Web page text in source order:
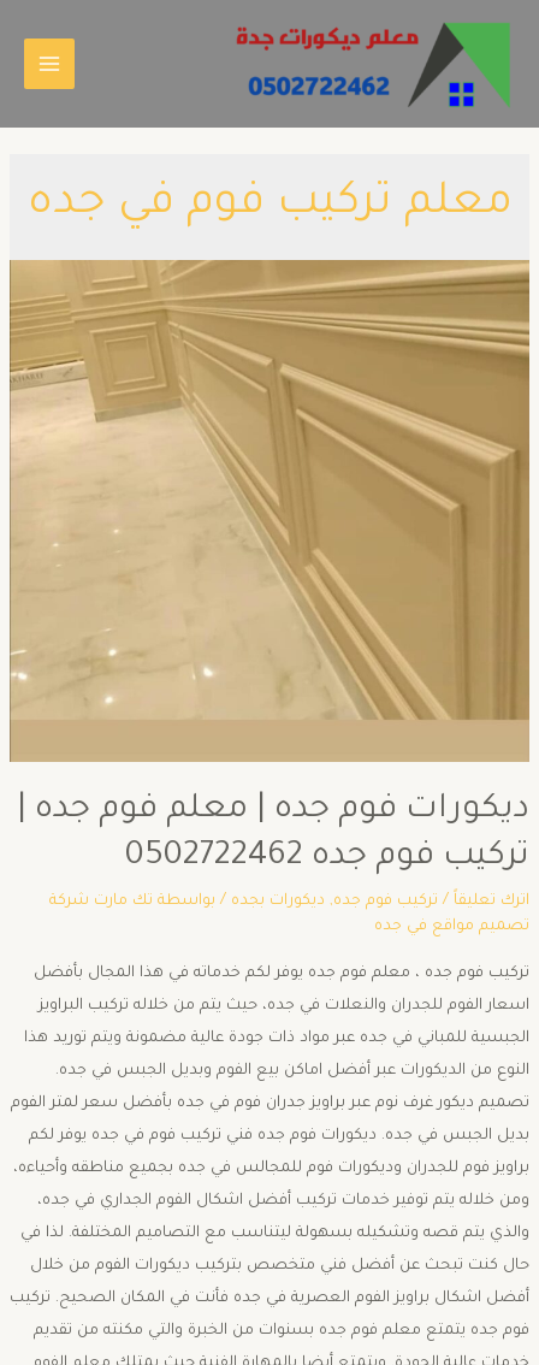
معلم تركيب فوم في جده
ديكورات فوم جده | معلم فوم جده |
تركيب فوم جده 0502722462
اترك تعليقاً / تركيب فوم جده, ديكورات بجده / بواسطة تك مارت شركة
تصميم مواقع في جده
تركيب فوم جده ، معلم فوم جده يوفر لكم خدماته في هذا المجال بأفضل
اسعار الفوم للجدران والنعلات في جده، حيث يتم من خلاله تركيب البراويز
الجبسية للمباني في جده عبر مواد ذات جودة عالية مضمونة ويتم توريد هذا
النوع من الديكورات عبر أفضل اماكن بيع الفوم وبديل الجبس في جده.
تصميم ديكور غرف نوم عبر براويز جدران فوم في جده بأفضل سعر لمتر الفوم
بديل الجبس في جده. ديكورات فوم جده فني تركيب فوم في جده يوفر لكم
براويز فوم للجدران وديكورات فوم للمجالس في جده بجميع مناطقه وأحياءه،
ومن خلاله يتم توفير خدمات تركيب أفضل اشكال الفوم الجداري في جده،
والذي يتم قصه وتشكيله بسهولة ليتناسب مع التصاميم المختلفة. لذا في
حال كنت تبحث عن أفضل فني متخصص بتركيب ديكورات الفوم من خلال
أفضل اشكال براويز الفوم العصرية في جده فأنت في المكان الصحيح. تركيب
فوم جده يتمتع معلم فوم جده بسنوات من الخبرة والتي مكنته من تقديم